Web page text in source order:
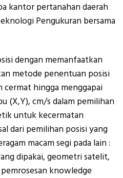
kantor pertanahan daerah
Pengukuran bersama
dengan memanfaatkan
metode penentuan posisi
cermat hingga menggapai
(X,Y), cm/s dalam pemilihan
untuk kecermatan
dari pemilihan posisi yang
macam segi pada lain :
dipakai, geometri satelit,
knowledge